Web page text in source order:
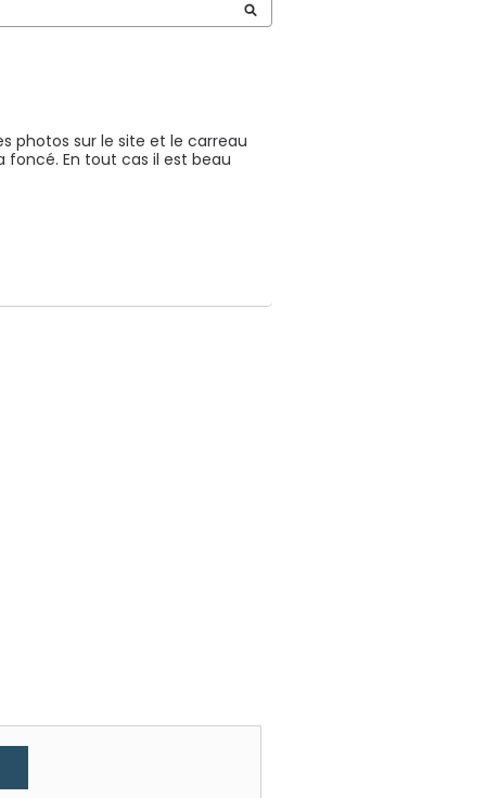
photos sur le site et le carreau
foncé. En tout cas il est beau